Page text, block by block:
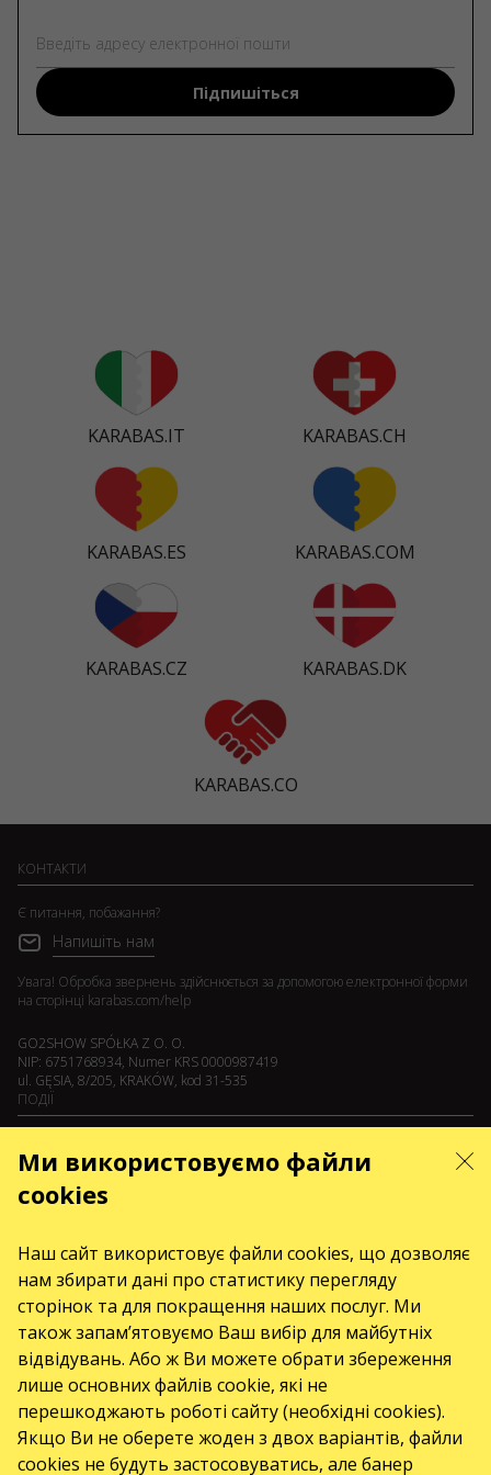
Підпишіться
KARABAS.IT KARABAS.CH
KARABAS.ES KARABAS.COM
KARABAS.CZ KARABAS.DK
KARABAS.CO
Ми використовуємо файли
cookies
Наш сайт використовує файли cookies, що дозволяє
нам збирати дані про статистику перегляду
сторінок та для покращення наших послуг. Ми
також запам’ятовуємо Ваш вибір для майбутніх
відвідувань. Або ж Ви можете обрати збереження
лише основних файлів cookie, які не
перешкоджають роботі сайту (необхідні cookies).
Якщо Ви не оберете жоден з двох варіантів, файли
cookies не будуть застосовуватись, але банер
КОНТАКТИ
Є питання, побажання?
Напишіть нам
Увага! Обробка звернень здійснюється за допомогою електронної форми
на сторінці karabas.com/help
GO2SHOW SPÓŁKA Z O. O.
NIP: 6751768934, Numer KRS 0000987419
ul. GĘSIA, 8/205, KRAKÓW, kod 31-535
ПОДІЇ
Teatry
Лютий 2027 Квітень 2027
СЕРВІСИ
Доставка і оплата
Мапа сайту
ПРО НАС
front.news.title